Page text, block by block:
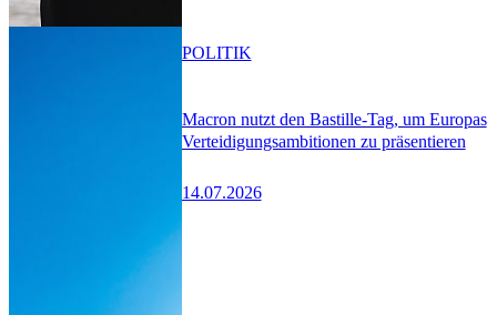
Macron nutzt den Bastille-Tag, um Europas
Verteidigungsambitionen zu präsentieren
14.07.2026
POLITIK